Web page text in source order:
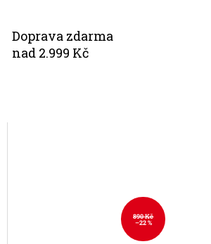
Doprava zdarma
nad 2.999 Kč
890 Kč
–22 %